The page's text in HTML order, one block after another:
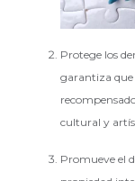
Protege los
garantiza que
cultural y
Promueve el